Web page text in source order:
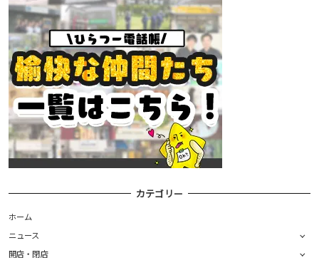
カテゴリー
ホーム
ニュース
開店・閉店